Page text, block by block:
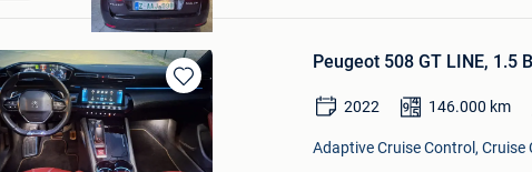
Bewaren
in
Mijn
Favorieten
Peugeot 508 GT LINE, 1.5
2022 146.000 km
Adaptive Cruise Control,